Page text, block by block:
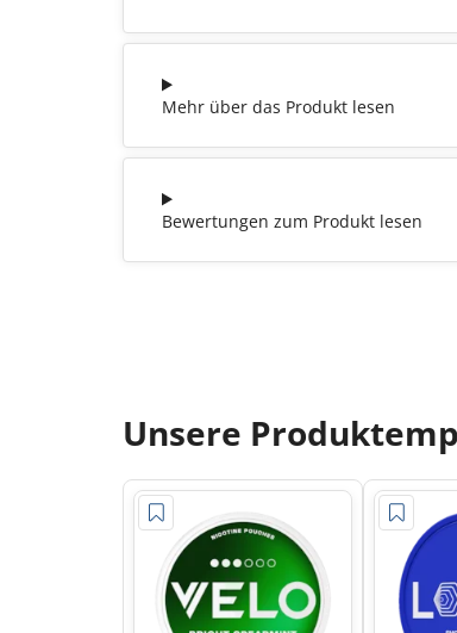
Mehr über das Produkt lesen
Bewertungen zum Produkt lesen
Unsere